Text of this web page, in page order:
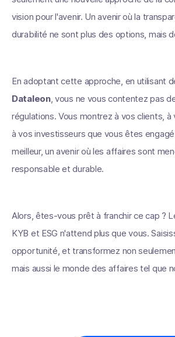
vision pour l'avenir. Un avenir où la
durabilité ne sont plus des options, mais
En adoptant cette approche, en utilisant
Dataleon, vous ne vous contentez pas
régulations. Vous montrez à vos clients,
à vos investisseurs que vous êtes
meilleur, un avenir où les affaires sont
responsable et durable.
Alors, êtes-vous prêt à franchir ce cap ?
KYB et ESG n'attend plus que vous.
opportunité, et transformez non
mais aussi le monde des affaires tel que